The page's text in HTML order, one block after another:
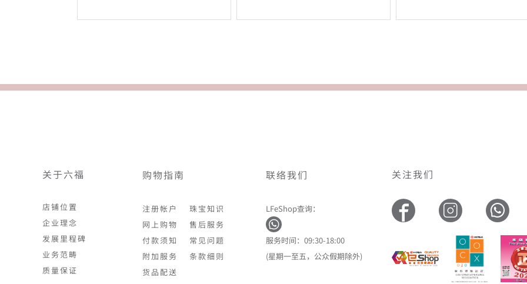
关于六福
店铺位置
企业理念
发展里程碑
业务范畴
质量保证
购物指南
注册帐户
网上购物
付款须知
附加服务
货品配送
珠宝知识
售后服务
常见问题
条款细则
联络我们
LFeShop查询：
服务时间：09:30-18:00
(星期一至五，公众假期除外)
关注我们